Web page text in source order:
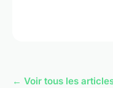
← Voir tous les